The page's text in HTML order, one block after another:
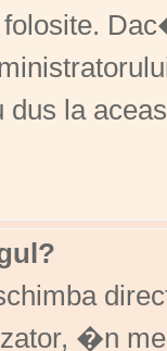
dus la
�n